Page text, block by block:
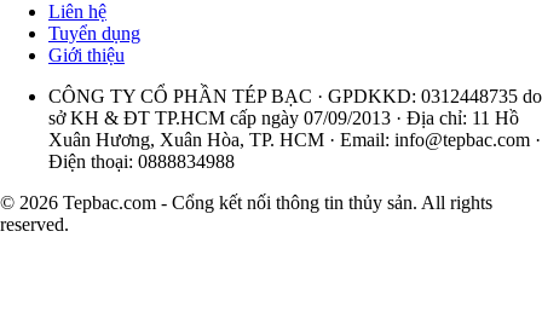
Liên hệ
Tuyển dụng
Giới thiệu
CÔNG TY CỔ PHẦN TÉP BẠC · GPDKKD: 0312448735 do
sở KH & ĐT TP.HCM cấp ngày 07/09/2013 · Địa chỉ: 11 Hồ
Xuân Hương, Xuân Hòa, TP. HCM · Email: info@tepbac.com ·
Điện thoại: 0888834988
© 2026 Tepbac.com - Cổng kết nối thông tin thủy sản. All rights
reserved.